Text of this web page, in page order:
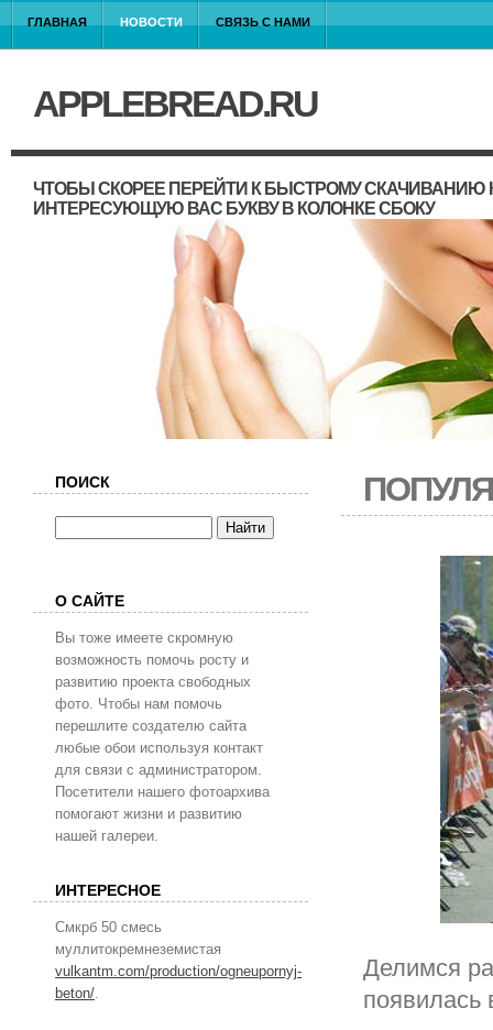
ГЛАВНАЯ НОВОСТИ СВЯЗЬ С НАМИ
APPLEBREAD.RU
ЧТОБЫ СКОРЕЕ ПЕРЕЙТИ К БЫСТРОМУ СКАЧИВАНИЮ
ИНТЕРЕСУЮЩУЮ ВАС БУКВУ В КОЛОНКЕ СБОКУ
Делимся
появилась
ПОИСК
О САЙТЕ
Вы тоже имеете скромную
возможность помочь росту и
развитию проекта свободных
фото. Чтобы нам помочь
перешлите создателю сайта
любые обои используя контакт
для связи с администратором.
Посетители нашего фотоархива
помогают жизни и развитию
нашей галереи.
ИНТЕРЕСНОЕ
Смкрб 50 смесь
муллитокремнеземистая
vulkantm.com/production/ogneupornyj-
beton/.